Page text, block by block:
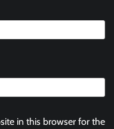
in this browser for the